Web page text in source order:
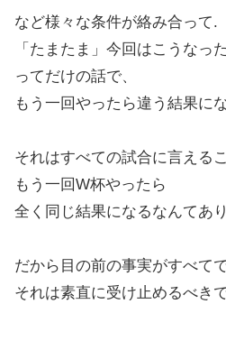
など様々な条件が絡み合って.
「たまたま」今回はこうなった
ってだけの話で、
もう一回やったら違う結果に
それはすべての試合に言えるこ
もう一回W杯やったら
全く同じ結果になるなんてあ
だから目の前の事実がすべて
それは素直に受け止めるべきで